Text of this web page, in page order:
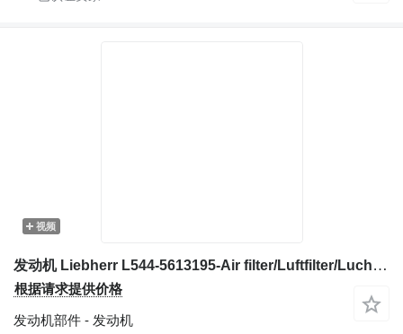
视频
发动机 Liebherr L544-5613195-Air filter/Luftfilter/Luchtfilter
根据请求提供价格
发动机部件 - 发动机